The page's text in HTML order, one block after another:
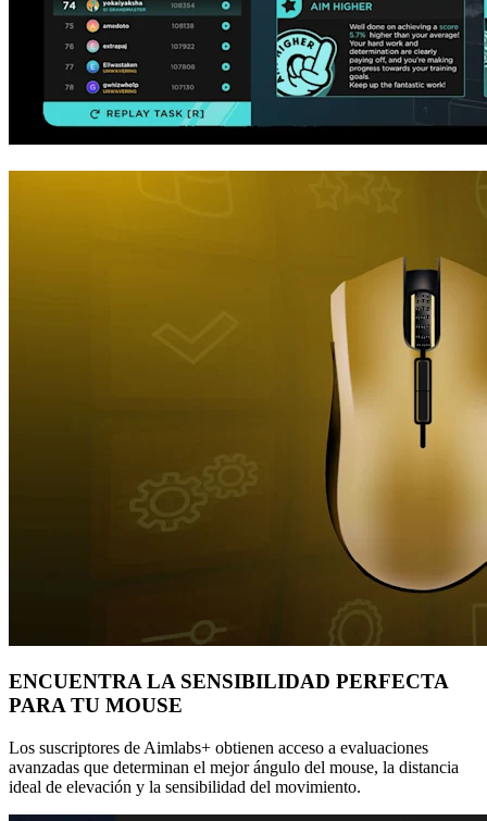
ENCUENTRA LA SENSIBILIDAD PERFECTA
PARA TU MOUSE
Los suscriptores de Aimlabs+ obtienen acceso a evaluaciones
avanzadas que determinan el mejor ángulo del mouse, la distancia
ideal de elevación y la sensibilidad del movimiento.